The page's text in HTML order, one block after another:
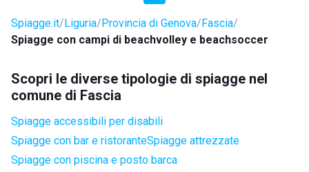
Spiagge.it Liguria Provincia di Genova Fascia
Spiagge con campi di beachvolley e beachsoccer
Scopri le diverse tipologie di spiagge nel
comune di Fascia
Spiagge accessibili per disabili
Spiagge con bar e ristoranteSpiagge attrezzate
Spiagge con piscina e posto barca